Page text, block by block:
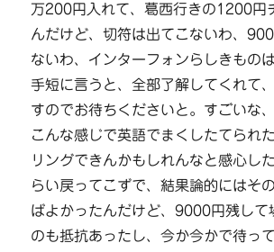
万200円入れて、葛西行きの1200円
んだけど、切符は出てこないわ、
ないわ、インターフォンらしきもの
手短に言うと、全部了解してくれて
すのでお待ちくださいと。すごいな
こんな感じで英語でまくしたてられ
リングできんかもしれんなと感心し
らい戻ってこずで、結果論的にはそ
ばよかったんだけど、9000円残して
のも抵抗あったし、今か今かで待っ